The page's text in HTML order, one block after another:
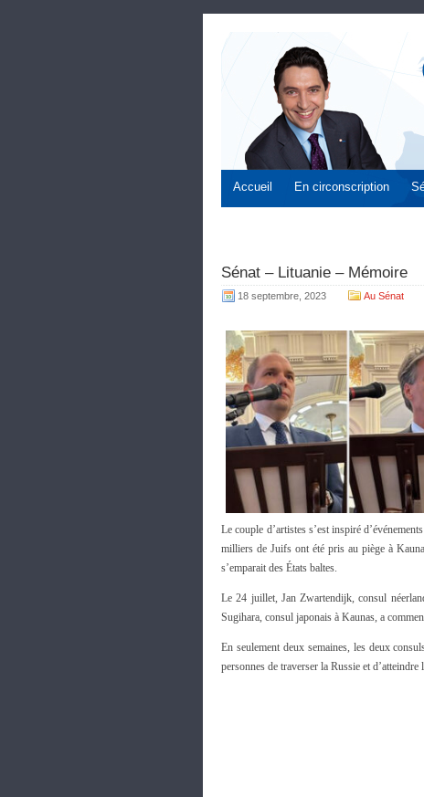
Accueil En circonscription
Sénat – Lituanie – Mémoire
18 septembre, 2023 Au Sénat
Le couple d’artistes s’est inspiré
milliers de Juifs ont été pris au piège à
s’emparait des États baltes.
Le 24 juillet, Jan Zwartendijk, consul
Sugihara, consul japonais à Kaunas, a
En seulement deux semaines, les deux
personnes de traverser la Russie et